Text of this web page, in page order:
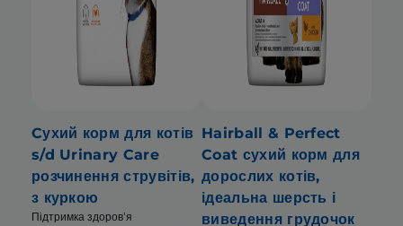
Cухий корм для котів
s/d Urinary Care
розчинення струвітів,
з куркою
Підтримка здоров’я
Hairball & Perfect
Coat сухий корм для
дорослих котів,
ідеальна шерсть і
виведення грудочок